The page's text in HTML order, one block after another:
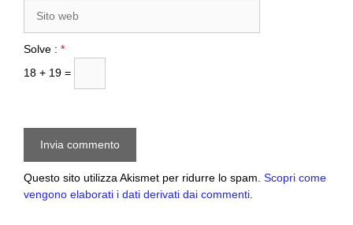
web
Solve : *
18 + 19 =
Questo sito utilizza Akismet per ridurre lo spam. Scopri come
vengono elaborati i dati derivati dai commenti.